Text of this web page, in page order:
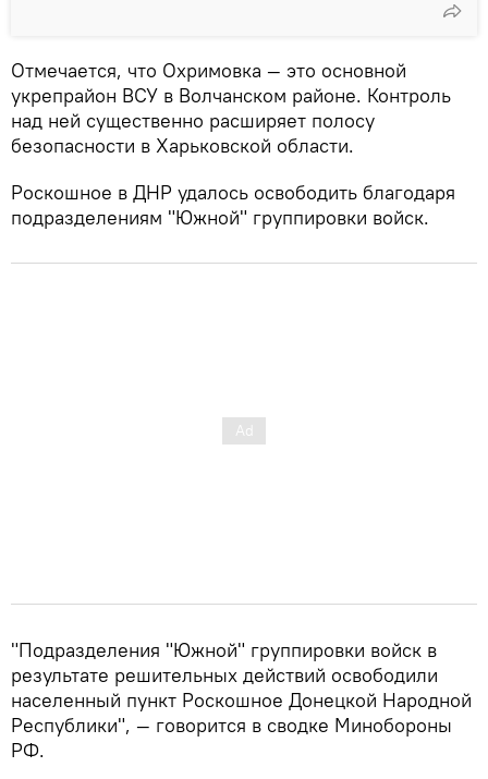
Отмечается, что Охримовка — это основной
укрепрайон ВСУ в Волчанском районе. Контроль
над ней существенно расширяет полосу
безопасности в Харьковской области.
Роскошное в ДНР удалось освободить благодаря
подразделениям "Южной" группировки войск.
"Подразделения "Южной" группировки войск в
результате решительных действий освободили
населенный пункт Роскошное Донецкой Народной
Республики", — говорится в сводке Минобороны
РФ.